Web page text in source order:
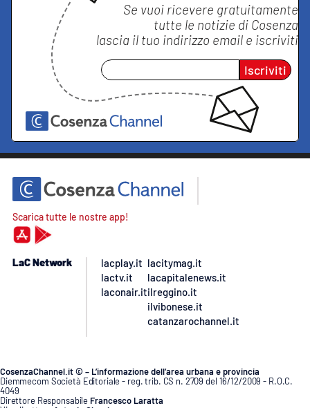
Se vuoi ricevere gratuitamente
tutte le notizie di Cosenza
lascia il tuo indirizzo email e iscriviti
Iscriviti
Scarica tutte le nostre app!
LaC Network
lacplay.it
lactv.it
laconair.it
lacitymag.it
lacapitalenews.it
ilreggino.it
ilvibonese.it
catanzarochannel.it
CosenzaChannel.it © – L’informazione dell’area urbana e provincia
Diemmecom Società Editoriale - reg. trib. CS n. 2709 del 16/12/2009 - R.O.C.
4049
Direttore Responsabile Francesco Laratta